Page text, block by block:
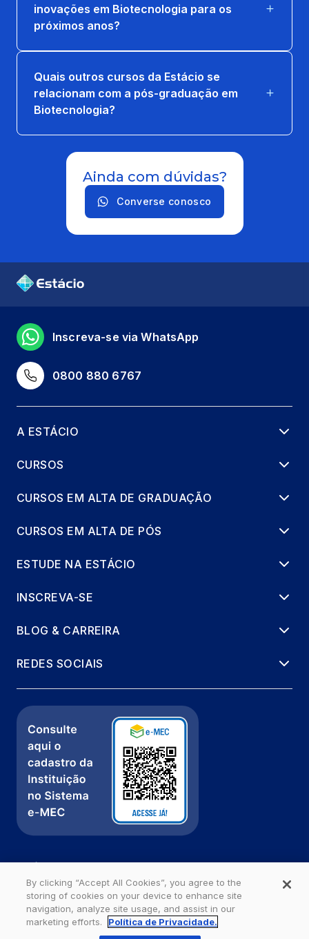
inovações em Biotecnologia para os
próximos anos?
Quais outros cursos da Estácio se
relacionam com a pós-graduação em
Biotecnologia?
Ainda com dúvidas?
Converse conosco
0800 880 6767
Inscreva-se via WhatsApp
A ESTÁCIO
CURSOS
CURSOS EM ALTA DE GRADUAÇÃO
CURSOS EM ALTA DE PÓS
ESTUDE NA ESTÁCIO
INSCREVA-SE
BLOG & CARREIRA
REDES SOCIAIS
Política de Privacidade
Fale com a gente
Ouvidoria
By clicking “Accept All Cookies”, you agree to the
storing of cookies on your device to enhance site
navigation, analyze site usage, and assist in our
marketing efforts.
Política de Privacidade.